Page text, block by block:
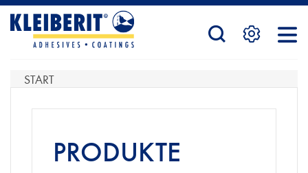
STARTSEITE
PRODUKTE
START
PRODUKTE